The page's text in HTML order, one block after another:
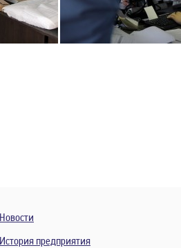
Новости
История предприятия